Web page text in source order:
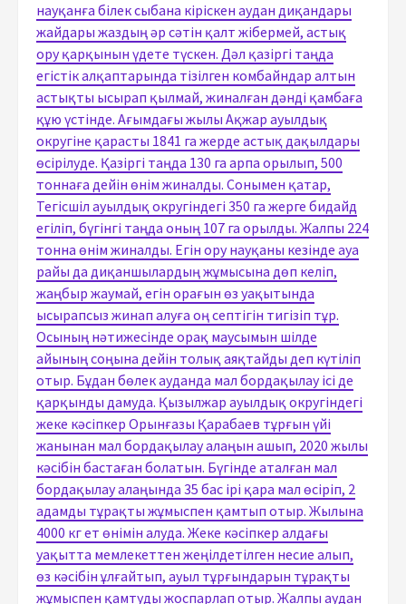
науқанға білек сыбана кіріскен аудан диқандары
жайдары жаздың әр сәтін қалт жібермей, астық
ору қарқынын үдете түскен. Дәл қазіргі таңда
егістік алқаптарында тізілген комбайндар алтын
астықты ысырап қылмай, жиналған дәнді қамбаға
құю үстінде. Ағымдағы жылы Ақжар ауылдық
округіне қарасты 1841 га жерде астық дақылдары
өсірілуде. Қазіргі таңда 130 га арпа орылып, 500
тоннаға дейін өнім жиналды. Сонымен қатар,
Тегісшіл ауылдық округіндегі 350 га жерге бидайд
егіліп, бүгінгі таңда оның 107 га орылды. Жалпы 224
тонна өнім жиналды. Егін ору науқаны кезінде ауа
райы да диқаншылардың жұмысына дөп келіп,
жаңбыр жаумай, егін орағын өз уақытында
ысырапсыз жинап алуға оң септігін тигізіп тұр.
Осының нәтижесінде орақ маусымын шілде
айының соңына дейін толық аяқтайды деп күтіліп
отыр. Бұдан бөлек ауданда мал бордақылау ісі де
қарқынды дамуда. Қызылжар ауылдық округіндегі
жеке кәсіпкер Орынғазы Қарабаев тұрғын үйі
жанынан мал бордақылау алаңын ашып, 2020 жылы
кәсібін бастаған болатын. Бүгінде аталған мал
бордақылау алаңында 35 бас ірі қара мал өсіріп, 2
адамды тұрақты жұмыспен қамтып отыр. Жылына
4000 кг ет өнімін алуда. Жеке кәсіпкер алдағы
уақытта мемлекеттен жеңілдетілген несие алып,
өз кәсібін ұлғайтып, ауыл тұрғындарын тұрақты
жұмыспен қамтуды жоспарлап отыр. Жалпы аудан